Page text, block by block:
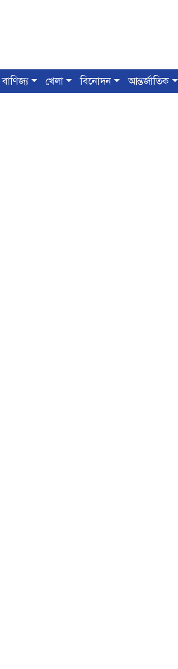
বাণিজ্য খেলা বিনোদন আন্তর্জাতিক